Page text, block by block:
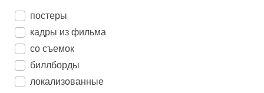
постеры
кадры из фильма
со съемок
биллборды
локализованные